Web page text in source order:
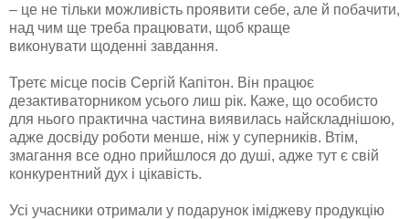
– це не тільки можливість проявити себе, але й побачити,
над чим ще треба працювати, щоб краще
виконувати щоденні завдання.
Третє місце посів Сергій Капітон. Він працює
дезактиваторником усього лиш рік. Каже, що особисто
для нього практична частина виявилась найскладнішою,
адже досвіду роботи менше, ніж у суперників. Втім,
змагання все одно прийшлося до душі, адже тут є свій
конкурентний дух і цікавість.
Усі учасники отримали у подарунок іміджеву продукцію